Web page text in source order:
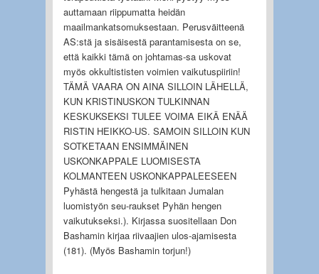
auttamaan riippumatta heidän
maailmankatsomuksestaan. Perusväitteenä
AS:stä ja sisäisestä parantamisesta on se,
että kaikki tämä on johtamas-sa uskovat
myös okkultististen voimien vaikutuspiiriin!
TÄMÄ VAARA ON AINA SILLOIN LÄHELLÄ,
KUN KRISTINUSKON TULKINNAN
KESKUKSEKSI TULEE VOIMA EIKÄ ENÄÄ
RISTIN HEIKKO-US. SAMOIN SILLOIN KUN
SOTKETAAN ENSIMMÄINEN
USKONKAPPALE LUOMISESTA
KOLMANTEEN USKONKAPPALEESEEN
Pyhästä hengestä ja tulkitaan Jumalan
luomistyön seu-raukset Pyhän hengen
vaikutukseksi.). Kirjassa suositellaan Don
Bashamin kirjaa riivaajien ulos-ajamisesta
(181). (Myös Bashamin torjun!)